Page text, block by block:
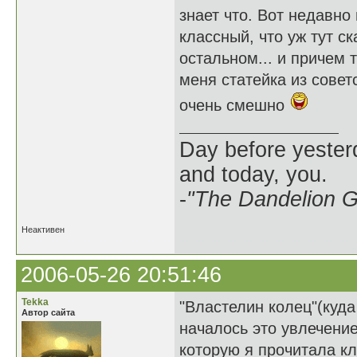
знает что. Вот
классный, что уж тут
остальном... и причем
меня статейка из
очень смешно
Day before
and today, you.
-"The Dandelion
Неактивен
2006-05-26 20:51:46
Tekka
Автор сайта
"Властелин
началось это
которую я прочитала